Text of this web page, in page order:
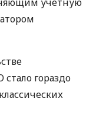
гораздо